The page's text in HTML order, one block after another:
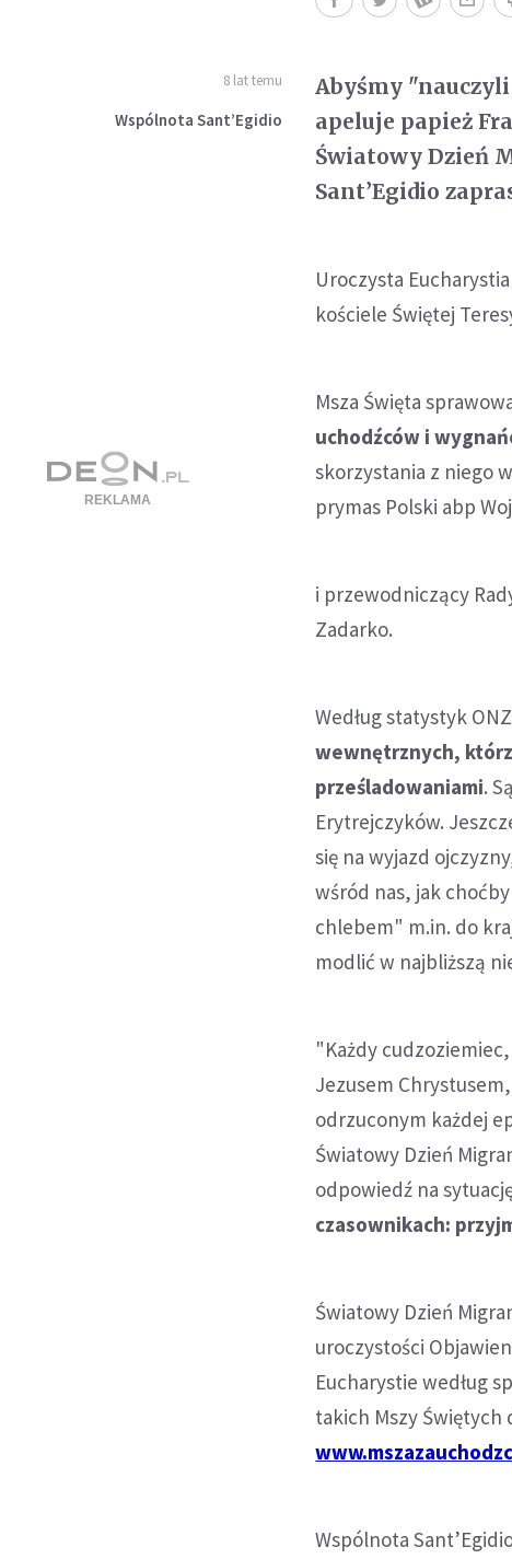
8 lat temu
Wspólnota Sant’Egidio
Abyśmy
apeluje papież
Światowy Dzień
Sant’Egidio
Uroczysta
kościele Świętej
Msza Święta
uchodźców i
skorzystania z niego
prymas Polski abp
i przewodniczący
Zadarko.
Według statystyk ONZ
wewnętrznych,
prześladowaniami.
Erytrejczyków.
się na wyjazd
wśród nas, jak
chlebem" m.in. do
modlić w najbliższą
"Każdy
Jezusem
odrzuconym każdej
Światowy Dzień
odpowiedź na
czasownikach:
Światowy Dzień
uroczystości
Eucharystie według
takich Mszy Świętych
Wspólnota